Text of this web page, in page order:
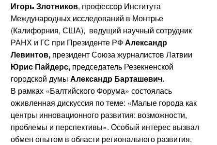
Игорь Злотников, профессор Института
Международных исследований в Монтрье
(Калифорния, США), ведущий научный сотрудник
РАНХ и ГС при Президенте РФАлександр
Левинтов, президент Союза журналистов Латвии
Юрис Пайдерс, председатель Резекненской
городской думы Александр Барташевич.
В рамках «Балтийского Форума» состоялась
оживленная дискуссия по теме: «Малые города как
центры инновационного развития: возможности,
проблемы и перспективы». Особый интерес вызвал
обмен опытом в области регионального развития,